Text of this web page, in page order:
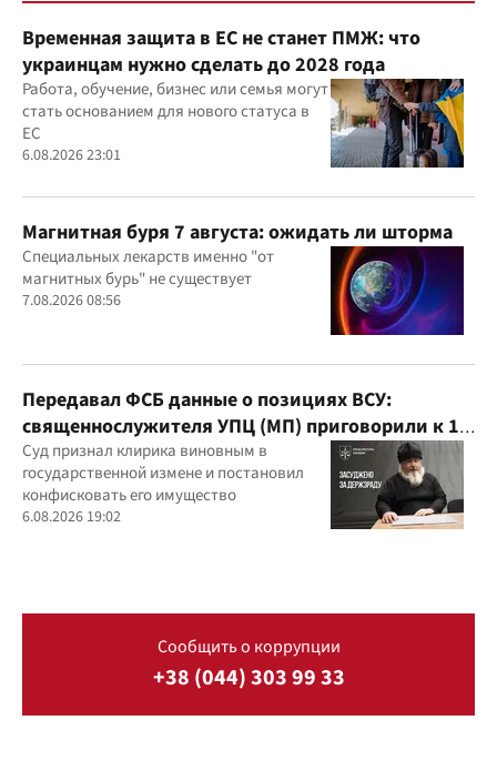
Временная защита в ЕС не станет ПМЖ: что
украинцам нужно сделать до 2028 года
Работа, обучение, бизнес или семья могут
стать основанием для нового статуса в
ЕС
6.08.2026 23:01
Магнитная буря 7 августа: ожидать ли шторма
Специальных лекарств именно "от
магнитных бурь" не существует
7.08.2026 08:56
Передавал ФСБ данные о позициях ВСУ:
священнослужителя УПЦ (МП) приговорили к 15
годам
Суд признал клирика виновным в
государственной измене и постановил
конфисковать его имущество
6.08.2026 19:02
Сообщить о коррупции
+38 (044) 303 99 33